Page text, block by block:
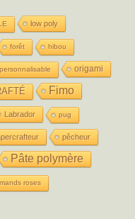
low poly
forêt hibou
personnalisable origami
Fimo
Labrador pug
pêcheur
Pâte polymère
roses